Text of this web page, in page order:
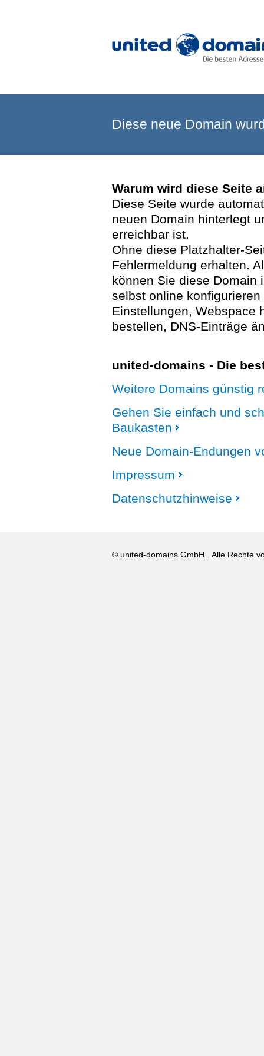
Diese neue Domain
Warum wird diese Seite
Diese Seite wurde
neuen Domain hinterlegt
erreichbar ist.
Ohne diese Platzhalter-
Fehlermeldung erhalten.
können Sie diese Domain
selbst online
Einstellungen, Webspace
bestellen, DNS-Einträge
united-domains - Die
Weitere Domains günstig
Gehen Sie einfach und
Baukasten
Neue Domain-Endungen
Impressum
Datenschutzhinweise
© united-domains GmbH. Alle Rechte